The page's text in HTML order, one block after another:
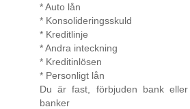
* Auto lån
* Konsolideringsskuld
* Kreditlinje
* Andra inteckning
* Kreditinlösen
* Personligt lån
Du är fast, förbjuden bank
banker